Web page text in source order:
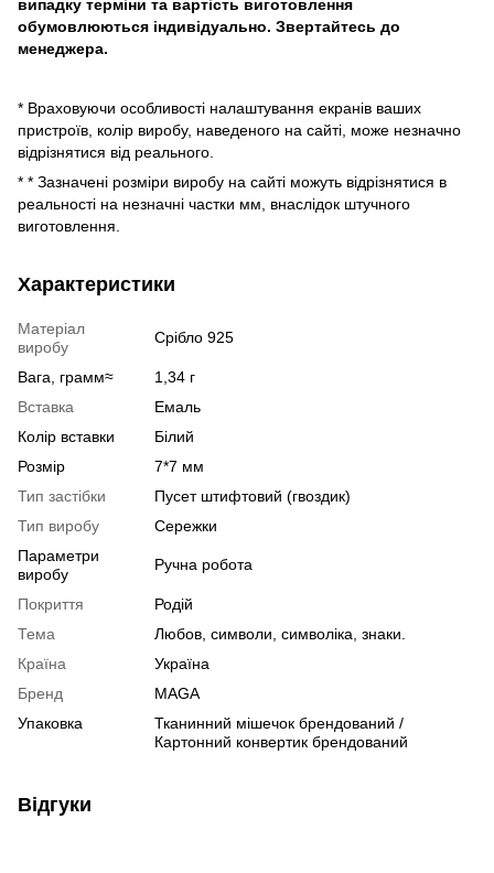
випадку терміни та вартість виготовлення
обумовлюються індивідуально. Звертайтесь до
менеджера.
* Враховуючи особливості налаштування екранів ваших
пристроїв, колір виробу, наведеного на сайті, може незначно
відрізнятися від реального.
* * Зазначені розміри виробу на сайті можуть відрізнятися в
реальності на незначні частки мм, внаслідок штучного
виготовлення.
Характеристики
Матеріал
виробу
Срібло 925
Вага, грамм≈
1,34 г
Вставка
Емаль
Колір вставки
Білий
Розмір
7*7 мм
Тип застібки
Пусет штифтовий (гвоздик)
Тип виробу
Сережки
Параметри
виробу
Ручна робота
Покриття
Родій
Тема
Любов, символи, символіка, знаки.
Країна
Україна
Бренд
MAGA
Упаковка
Тканинний мішечок брендований /
Картонний конвертик брендований
Відгуки